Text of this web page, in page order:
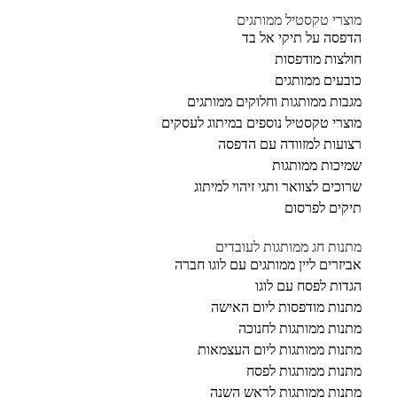
מוצרי טקסטיל ממותגים
הדפסה על תיקי אל בד
חולצות מודפסות
כובעים ממותגים
מגבות ממותגות וחלוקים ממותגים
מוצרי טקסטיל נוספים במיתוג לעסקים
רצועות למזוודה עם הדפסה
שמיכות ממותגות
שרוכים לצוואר ותגי זיהוי למיתוג
תיקים לפרסום
מתנות חג ממותגות לעובדים
אביזרים ליין ממותגים עם לוגו חברה
הגדות לפסח עם לוגו
מתנות מודפסות ליום האישה
מתנות ממותגות לחנוכה
מתנות ממותגות ליום העצמאות
מתנות ממותגות לפסח
מתנות ממותגות לראש השנה